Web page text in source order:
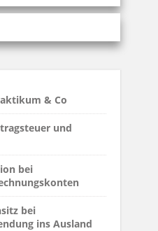
& Co
und
bei
bei
ins Ausland